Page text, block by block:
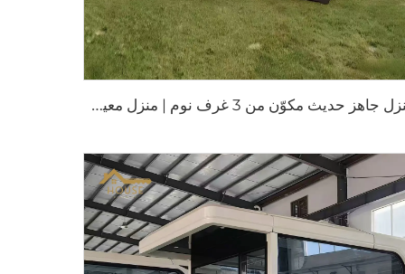
م
نزل جاهز حديث مكوّن من 3 غرف نوم | منزل معيشي قابل للتوسيع بطول 20 قدمًا في حاوية لأسلوب حياة مستدام